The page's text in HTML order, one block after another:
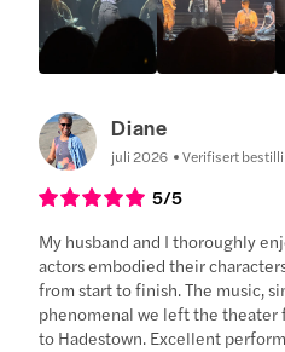
Diane
juli 2026 Verifisert
5/5
My husband and I thoroughly
actors embodied their
from start to finish. The music,
phenomenal we left the theater
to Hadestown. Excellent